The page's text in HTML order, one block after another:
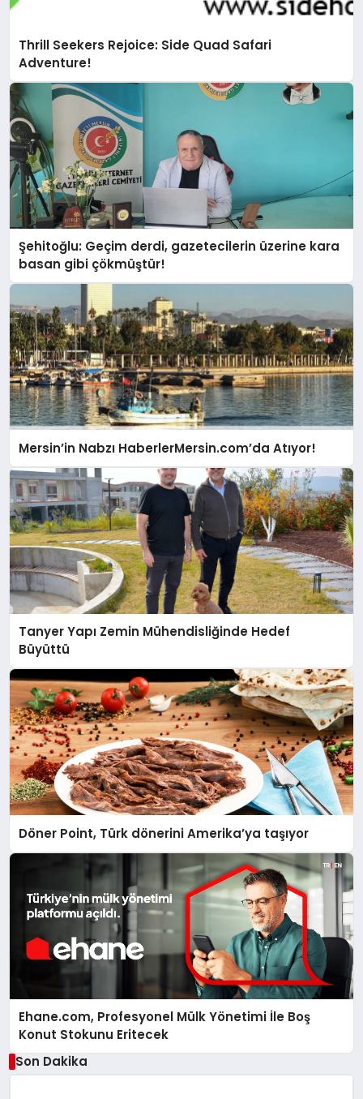
Thrill Seekers Rejoice: Side Quad Safari
Adventure!
Şehitoğlu: Geçim derdi, gazetecilerin üzerine kara
basan gibi çökmüştür!
Mersin’in Nabzı HaberlerMersin.com’da Atıyor!
Tanyer Yapı Zemin Mühendisliğinde Hedef
Büyüttü
Döner Point, Türk dönerini Amerika’ya taşıyor
Ehane.com, Profesyonel Mülk Yönetimi İle Boş
Konut Stokunu Eritecek
Son Dakika